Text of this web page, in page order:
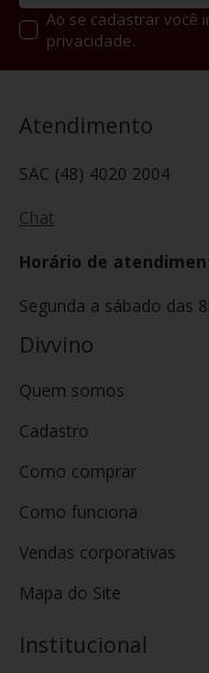
Ao se cadastrar você
privacidade.
Atendimento
SAC (48) 4020 2004
Chat
Horário de
Segunda a sábado das
Divvino
Quem somos
Cadastro
Como comprar
Como funciona
Vendas corporativas
Mapa do Site
Institucional